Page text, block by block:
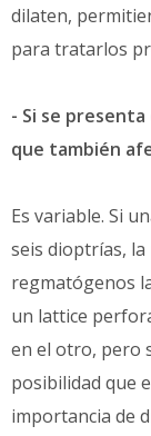
dilaten,
para tratarlos
- Si se
que también
Es variable. Si
seis dioptrías, la
regmatógenos
un lattice
en el otro, pero
posibilidad que
importancia de